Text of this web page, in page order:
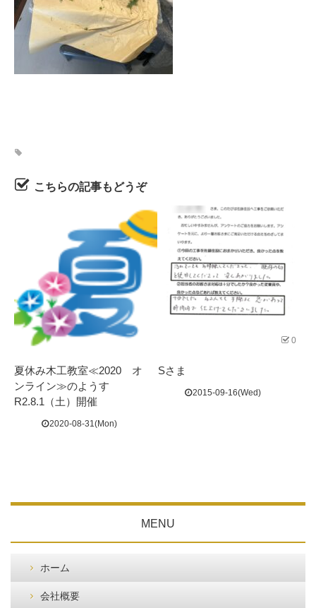
こちらの記事もどうぞ
夏休み木工教室≪2020 オ
ンライン≫のようす
R2.8.1（土）開催
2020-08-31(Mon)
0
Sさま
2015-09-16(Wed)
MENU
ホーム
会社概要